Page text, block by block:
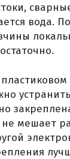
вода.
мешает